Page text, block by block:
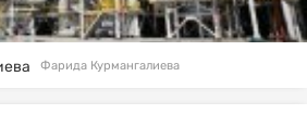
Фарида Курмангалиева